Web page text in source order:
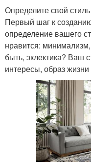
Определите свой стиль
Первый шаг к
определение вашего
нравится:
быть, эклектика? Ваш
интересы, образ жизни